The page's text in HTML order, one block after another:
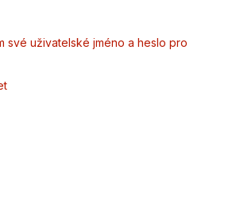
své uživatelské jméno a heslo pro